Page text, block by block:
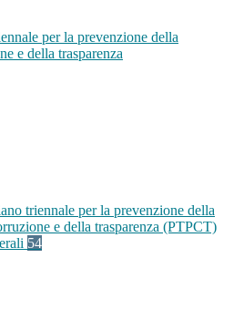
per la prevenzione della
e della trasparenza
triennale per la prevenzione della
e della trasparenza (PTPCT)
54